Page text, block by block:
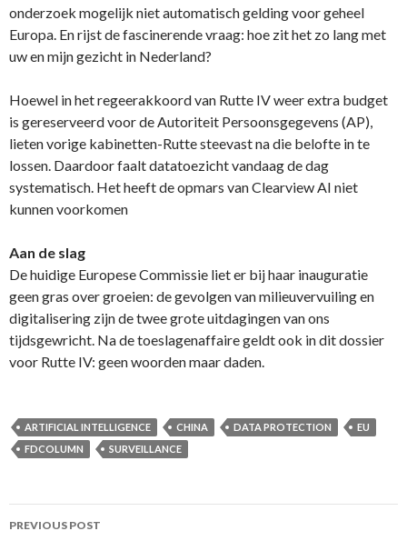
onderzoek mogelijk niet automatisch gelding voor geheel
Europa. En rijst de fascinerende vraag: hoe zit het zo lang met
uw en mijn gezicht in Nederland?
Hoewel in het regeerakkoord van Rutte IV weer extra budget
is gereserveerd voor de Autoriteit Persoonsgegevens (AP),
lieten vorige kabinetten-Rutte steevast na die belofte in te
lossen. Daardoor faalt datatoezicht vandaag de dag
systematisch. Het heeft de opmars van Clearview AI niet
kunnen voorkomen
Aan de slag
De huidige Europese Commissie liet er bij haar inauguratie
geen gras over groeien: de gevolgen van milieuvervuiling en
digitalisering zijn de twee grote uitdagingen van ons
tijdsgewricht. Na de toeslagenaffaire geldt ook in dit dossier
voor Rutte IV: geen woorden maar daden.
ARTIFICIAL INTELLIGENCE CHINA DATA PROTECTION
EU
FDCOLUMN
SURVEILLANCE
Post
PREVIOUS POST